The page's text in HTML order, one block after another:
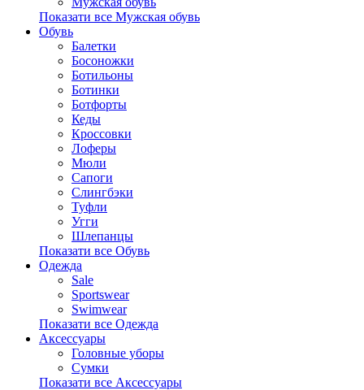
Показати все Мужская обувь
Обувь
Балетки
Босоножки
Ботильоны
Ботинки
Ботфорты
Кеды
Кроссовки
Лоферы
Мюли
Сапоги
Слингбэки
Туфли
Угги
Шлепанцы
Показати все Обувь
Одежда
Sale
Sportswear
Swimwear
Показати все Одежда
Аксессуары
Головные уборы
Сумки
Показати все Аксессуары